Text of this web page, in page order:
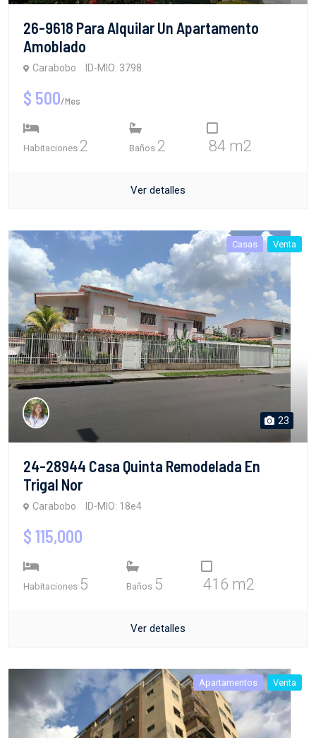
26-9618 Para Alquilar Un Apartamento
Amoblado
Carabobo ID-MIO: 3798
$ 500/Mes
Habitaciones 2 Baños 2 84 m2
Ver detalles
Casas Venta
23
24-28944 Casa Quinta Remodelada En
Trigal Nor
Carabobo ID-MIO: 18e4
$ 115,000
Habitaciones 5 Baños 5 416 m2
Ver detalles
Apartamentos Venta